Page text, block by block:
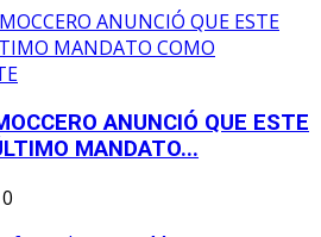
ANUNCIÓ QUE ESTE
MANDATO...
0